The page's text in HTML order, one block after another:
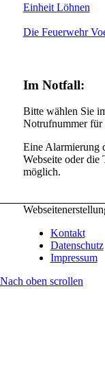
Einheit Löhnen
Die Feuerwehr
Im Notfall:
Bitte wählen Sie
Notrufnummer für
Eine Alarmierung
Webseite oder die
möglich.
Kontakt
Datenschutz
Impressum
Nach oben scrollen